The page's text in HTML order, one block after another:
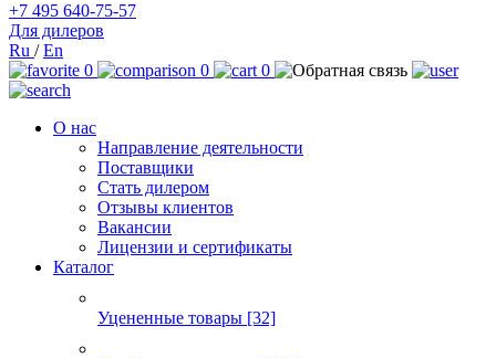
+7 495 640-75-57
Для дилеров
Ru /En
0
0 0
О нас
Направление деятельности
Поставщики
Стать дилером
Отзывы клиентов
Вакансии
Лицензии и сертификаты
Каталог
Уцененные товары [32]